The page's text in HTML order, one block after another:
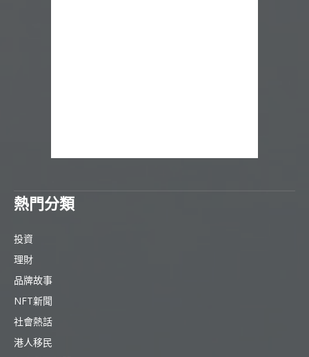
熱門分類
投資
理財
品牌故事
NFT新聞
社會熱話
港人移民